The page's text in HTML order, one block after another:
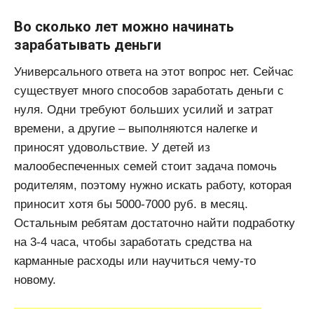
Во сколько лет можно начинать
зарабатывать деньги
Универсального ответа на этот вопрос нет. Сейчас
существует много способов заработать деньги с
нуля. Одни требуют больших усилий и затрат
времени, а другие – выполняются налегке и
приносят удовольствие. У детей из
малообеспеченных семей стоит задача помочь
родителям, поэтому нужно искать работу, которая
приносит хотя бы 5000-7000 руб. в месяц.
Остальным ребятам достаточно найти подработку
на 3-4 часа, чтобы заработать средства на
карманные расходы или научиться чему-то
новому.